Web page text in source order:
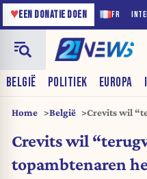
FR
♥EEN DONATIE DOEN
BELGIË POLITIEK EUROPA
Home België
Crevits wil
Crevits wil
topambtenaren